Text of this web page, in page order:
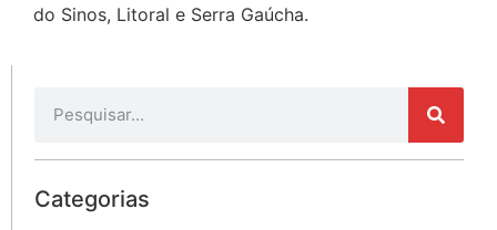
do Sinos, Litoral e Serra Gaúcha.
Categorias